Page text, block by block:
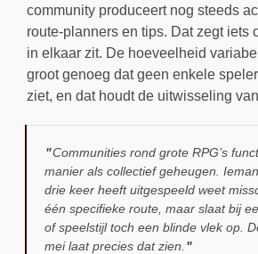
community produceert nog steeds
route-planners en tips. Dat zegt iets
in elkaar zit. De hoeveelheid
groot genoeg dat geen enkele
ziet, en dat houdt de uitwisseling
Communities rond grote RPG’s
manier als collectief geheugen.
drie keer heeft uitgespeeld weet
één specifieke route, maar slaat bij
of speelstijl toch een blinde vlek op.
mei laat precies dat zien.